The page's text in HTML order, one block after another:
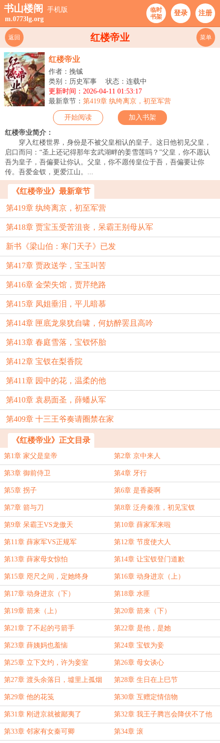
书山楼阁
手机版
m.0773lg.org
临时
书架
登录 注册
红楼帝业
返回 菜单
红楼帝业
作者：挽铖
类别：历史军事
状态：连载中
更新时间：2026-04-11 01:53:17
最新章节： 第419章 纨绔离京，初至军营
开始阅读 加入书架
红楼帝业简介：
穿入红楼世界，身份是不被父皇相认的皇子。这日他初见父皇，
启口而问：“圣上还记得那年玄武湖畔的姜雪莲吗？”父皇，你不愿认
吾为皇子，吾偏要让你认。父皇，你不愿传皇位于吾，吾偏要让你
传。吾爱金钗，更爱江山。...
《红楼帝业》最新章节
第419章 纨绔离京，初至军营
第418章 贾宝玉受苦沮丧，呆霸王别母从军
新书《梁山伯：寒门天子》已发
第417章 贾政送学，宝玉叫苦
第416章 金荣失馆，贾芹绝路
第415章 凤姐垂泪，平儿暗慕
第414章 匣底龙泉犹自啸，何妨醉罢且高吟
第413章 春庭雪落，宝钗怀胎
第412章 宝钗在梨香院
第411章 园中的花，温柔的他
第410章 袁易面圣，薛蟠从军
第409章 十三王爷奏请圈禁在家
《红楼帝业》正文目录
第1章 家父是皇帝 第2章 京中来人
第3章 御前侍卫 第4章 牙行
第5章 拐子 第6章 是香菱啊
第7章 箭与刀 第8章 泛舟秦淮，初见宝钗
第9章 呆霸王VS龙傲天 第10章 薛家军来啦
第11章 薛家军VS正规军 第12章 节度使大人
第13章 薛家母女惊怕 第14章 让宝钗登门道歉
第15章 咫尺之间，定她终身 第16章 动身进京（上）
第17章 动身进京（下） 第18章 水匪
第19章 箭来（上） 第20章 箭来（下）
第21章 了不起的弓箭手 第22章 是他，是她
第23章 薛姨妈也羞恼 第24章 宝钗为妾
第25章 立下文约，许为妾室 第26章 母女谈心
第27章 渡头余落日，墟里上孤烟 第28章 生日在上巳节
第29章 他的花笺 第30章 互赠定情信物
第31章 刚进京就被鄙夷了 第32章 我王子腾岂会降伏不了他
第33章 邻家有女秦可卿 第34章 滚